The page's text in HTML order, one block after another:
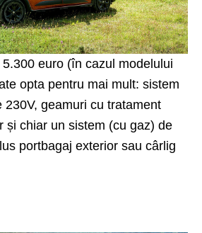
euro (în cazul modelului
opta pentru mai mult: sistem
230V, geamuri cu tratament
și chiar un sistem (cu gaz) de
portbagaj exterior sau cârlig